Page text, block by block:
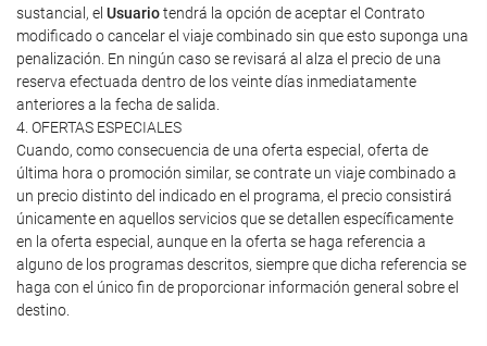
sustancial, el Usuariotendrá la opción de aceptar el Contrato
modificado o cancelar el viaje combinado sin que esto suponga una
penalización. En ningún caso se revisará al alza el precio de una
reserva efectuada dentro de los veinte días inmediatamente
anteriores a la fecha de salida.
4. OFERTAS ESPECIALES
Cuando, como consecuencia de una oferta especial, oferta de
última hora o promoción similar, se contrate un viaje combinado a
un precio distinto del indicado en el programa, el precio consistirá
únicamente en aquellos servicios que se detallen específicamente
en la oferta especial, aunque en la oferta se haga referencia a
alguno de los programas descritos, siempre que dicha referencia se
haga con el único fin de proporcionar información general sobre el
destino.